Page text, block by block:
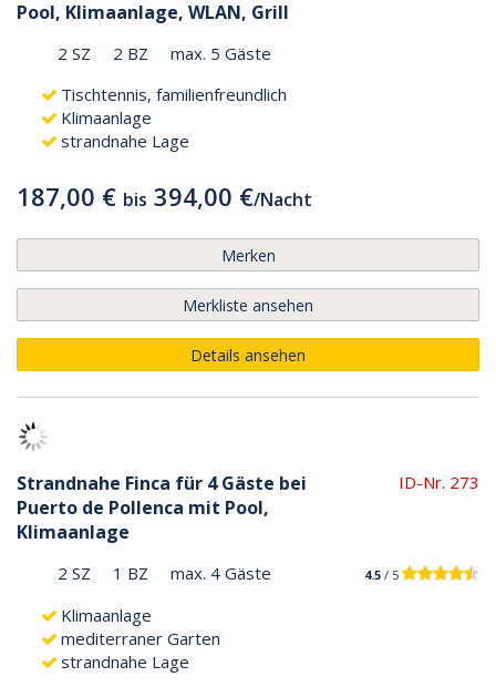
Pool, Klimaanlage, WLAN, Grill
2 SZ 2 BZ
max. 5 Gäste
Tischtennis, familienfreundlich
Klimaanlage
strandnahe Lage
187,00 € bis 394,00 €/Nacht
Merken
Merkliste ansehen
Details ansehen
Strandnahe Finca für 4 Gäste bei
Puerto de Pollenca mit Pool,
Klimaanlage
ID-Nr. 273
2 SZ 1 BZ max. 4 Gäste 4.5 / 5
Klimaanlage
mediterraner Garten
strandnahe Lage